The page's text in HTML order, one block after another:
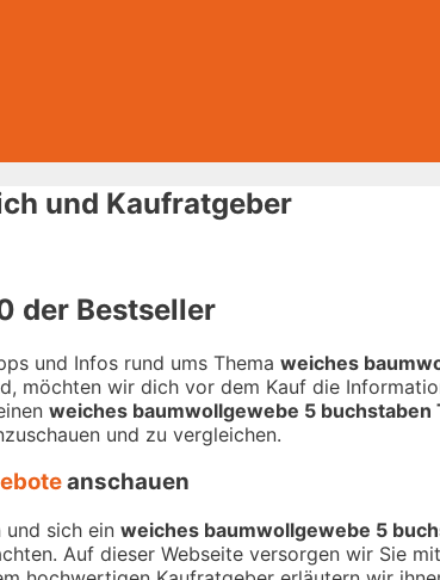
und Kaufratgeber
der Bestseller
und Infos rund ums Thema weiches
möchten wir dich vor dem Kauf die
weiches baumwollgewebe 5 buchstaben
und zu vergleichen.
anschauen
und sich ein weiches baumwollgewebe 5
Auf dieser Webseite versorgen wir Sie